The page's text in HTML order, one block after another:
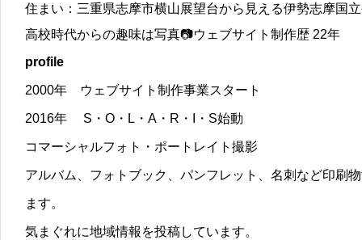
住まい：三重県志摩市横山展望台から見える伊勢志摩国
高校時代からの趣味は写真📷ウェブサイト制作歴 22年
profile
2000年 ウェブサイト制作事業スタート
2016年 S・O・L・A・R・I・S始動
コマーシャルフォト・ポートレイト撮影
アルバム、フォトブック、パンフレット、名刺など印刷
ます。
気まぐれに地域情報を投稿しています。